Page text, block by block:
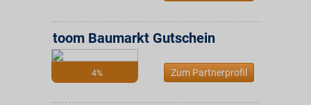
4%
toom Baumarkt Gutschein
Zum Partnerprofil